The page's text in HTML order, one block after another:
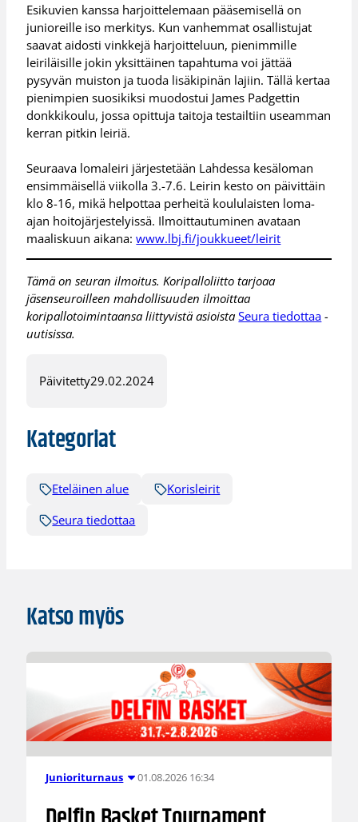
Esikuvien kanssa harjoittelemaan pääsemisellä on
junioreille iso merkitys. Kun vanhemmat osallistujat
saavat aidosti vinkkejä harjoitteluun, pienimmille
leiriläisille jokin yksittäinen tapahtuma voi jättää
pysyvän muiston ja tuoda lisäkipinän lajiin. Tällä kertaa
pienimpien suosikiksi muodostui James Padgettin
donkkikoulu, jossa opittuja taitoja testailtiin useamman
kerran pitkin leiriä.
Seuraava lomaleiri järjestetään Lahdessa kesäloman
ensimmäisellä viikolla 3.-7.6. Leirin kesto on päivittäin
klo 8-16, mikä helpottaa perheitä koululaisten loma-
ajan hoitojärjestelyissä. Ilmoittautuminen avataan
maaliskuun aikana:www.lbj.fi/joukkueet/leirit
Tämä on seuran ilmoitus. Koripalloliitto tarjoaa
jäsenseuroilleen mahdollisuuden ilmoittaa
koripallotoimintaansa liittyvistä asioistaSeura tiedottaa -
uutisissa.
Päivitetty29.02.2024
Kategoriat
Eteläinen alue
Korisleirit
Seura tiedottaa
Katso myös
Junioriturnaus 01.08.2026 16:34